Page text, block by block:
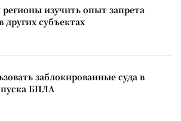
изучить опыт запрета
субъектах
заблокированные суда в
БПЛА